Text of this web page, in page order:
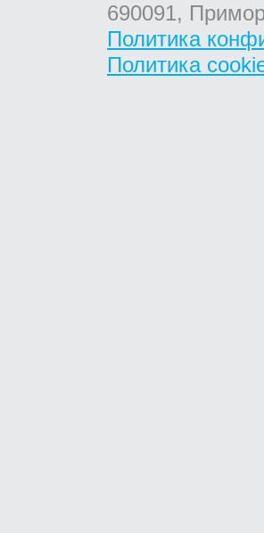
690091,
Политика
Политика